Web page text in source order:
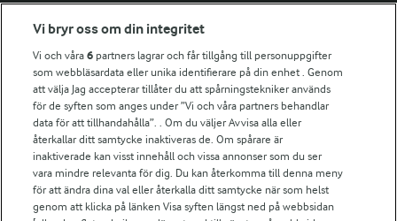
Fler Arlasajter
För ägare
Arlas kundportal
Arla.com
Falbygdens Ost
Arla webbshop
Bildbank
Vi bryr oss om din integritet
Vi och våra6 partners lagrar och får tillgång till personuppgifter
som webbläsardata eller unika identifierare på din enhet . Genom
att välja Jag accepterar tillåter du att spårningstekniker används
för de syften som anges under ”Vi och våra partners behandlar
data för att tillhandahålla”. . Om du väljer Avvisa alla eller
återkallar ditt samtycke inaktiveras de. Om spårare är
inaktiverade kan visst innehåll och vissa annonser som du ser
vara mindre relevanta för dig. Du kan återkomma till denna meny
för att ändra dina val eller återkalla ditt samtycke när som helst
genom att klicka på länken Visa syften längst ned på webbsidan